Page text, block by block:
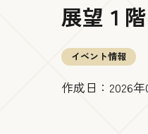
展望１
イベント情報
作成日： 2026年